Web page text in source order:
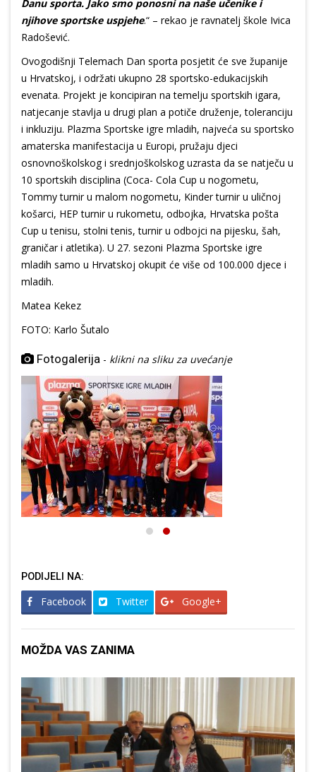
Danu sporta. Jako smo ponosni na naše učenike i
njihove sportske uspjehe.“ – rekao je ravnatelj škole Ivica
Radošević.
Ovogodišnji Telemach Dan sporta posjetit će sve županije
u Hrvatskoj, i održati ukupno 28 sportsko-edukacijskih
evenata. Projekt je koncipiran na temelju sportskih igara,
natjecanje stavlja u drugi plan a potiče druženje, toleranciju
i inkluziju. Plazma Sportske igre mladih, najveća su sportsko
amaterska manifestacija u Europi, pružaju djeci
osnovnoškolskog i srednjoškolskog uzrasta da se natječu u
10 sportskih disciplina (Coca- Cola Cup u nogometu,
Tommy turnir u malom nogometu, Kinder turnir u uličnoj
košarci, HEP turnir u rukometu, odbojka, Hrvatska pošta
Cup u tenisu, stolni tenis, turnir u odbojci na pijesku, šah,
graničar i atletika). U 27. sezoni Plazma Sportske igre
mladih samo u Hrvatskoj okupit će više od 100.000 djece i
mladih.
Matea Kekez
FOTO: Karlo Šutalo
Fotogalerija - klikni na sliku za uvećanje
PODIJELI NA:
Facebook Twitter Google+
MOŽDA VAS ZANIMA